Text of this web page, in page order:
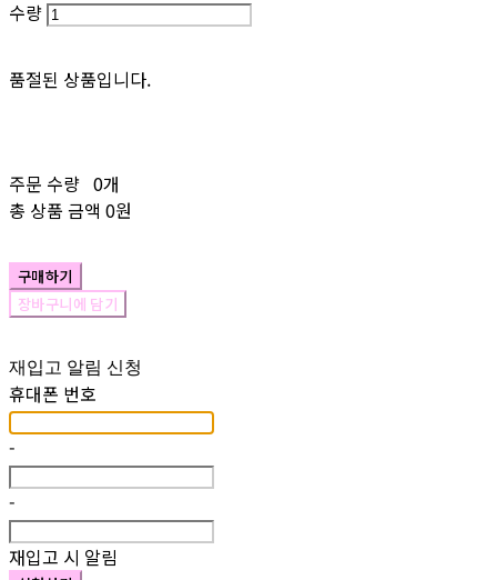
수량
품절된 상품입니다.
주문 수량 0개
총 상품 금액 0원
구매하기
장바구니에 담기
재입고 알림 신청
휴대폰 번호
-
-
재입고 시 알림